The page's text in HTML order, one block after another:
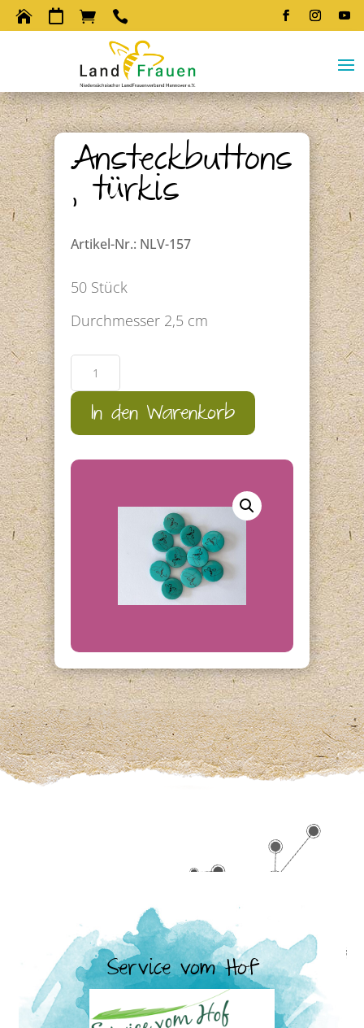
   
Ansteckbuttons
, türkis
Artikel-Nr.: NLV-157
50 Stück
Durchmesser 2,5 cm
türkis
Menge
In den Warenkorb
Service vom Hof